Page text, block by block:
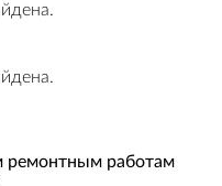
ремонтным работам